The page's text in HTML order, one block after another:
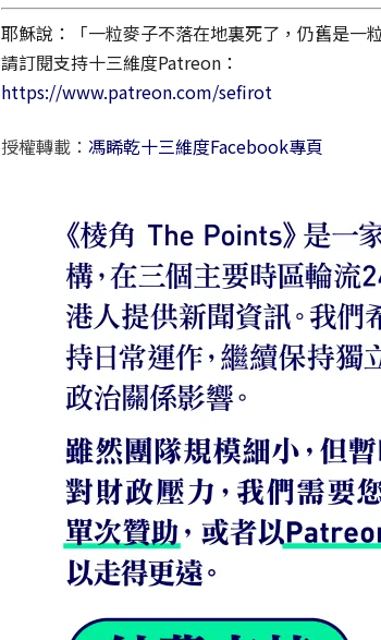
耶穌說：「一粒麥子不落在地裏死了，仍舊是一
請訂閱支持十三維度Patreon：
https://www.patreon.com/sefirot
授權轉載： 馮睎乾十三維度Facebook專頁